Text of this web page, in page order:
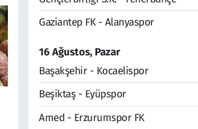
Gaziantep FK - Alanyaspor
16 Ağustos, Pazar
Başakşehir - Kocaelispor
Beşiktaş - Eyüpspor
Amed - Erzurumspor FK